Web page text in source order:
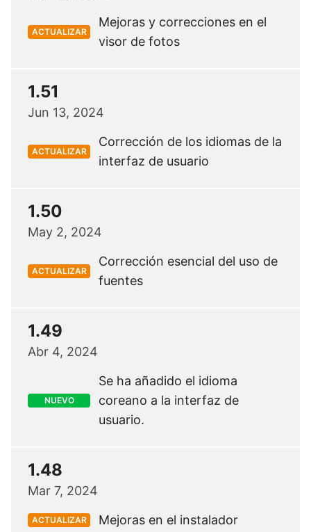
ACTUALIZAR
Mejoras y correcciones en el
visor de fotos
1.51
Jun 13, 2024
ACTUALIZAR
Corrección de los idiomas de la
interfaz de usuario
1.50
May 2, 2024
ACTUALIZAR
Corrección esencial del uso de
fuentes
1.49
Abr 4, 2024
NUEVO
Se ha añadido el idioma
coreano a la interfaz de
usuario.
1.48
Mar 7, 2024
ACTUALIZAR Mejoras en el instalador